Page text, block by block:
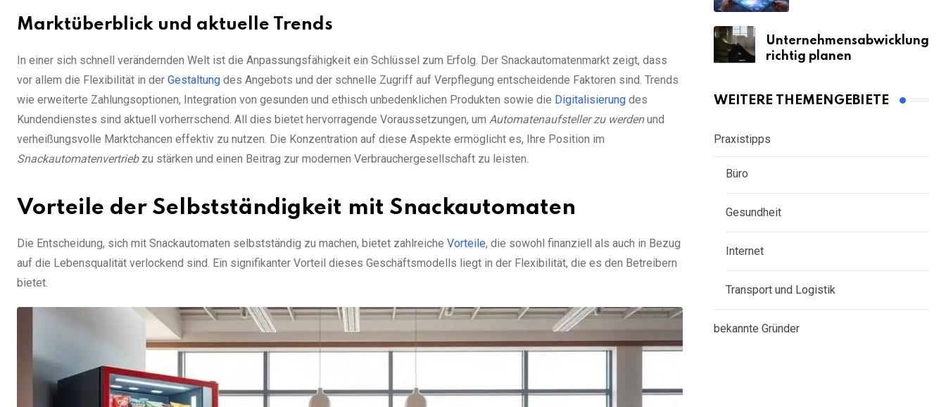
Marktüberblick und aktuelle Trends
In einer sich schnell verändernden Welt ist die Anpassungsfähigkeit ein Schlüssel zum Erfolg. Der Snackautomatenmarkt zeigt, dass
vor allem die Flexibilität in der Gestaltung des Angebots und der schnelle Zugriff auf Verpflegung entscheidende Faktoren sind. Trends
wie erweiterte Zahlungsoptionen, Integration von gesunden und ethisch unbedenklichen Produkten sowie die Digitalisierung des
Kundendienstes sind aktuell vorherrschend. All dies bietet hervorragende Voraussetzungen, um Automatenaufsteller zu werdenund
verheißungsvolle Marktchancen effektiv zu nutzen. Die Konzentration auf diese Aspekte ermöglicht es, Ihre Position im
Snackautomatenvertriebzu stärken und einen Beitrag zur modernen Verbrauchergesellschaft zu leisten.
Vorteile der Selbstständigkeit mit Snackautomaten
Die Entscheidung, sich mit Snackautomaten selbstständig zu machen, bietet zahlreiche Vorteile, die sowohl finanziell als auch in Bezug
auf die Lebensqualität verlockend sind. Ein signifikanter Vorteil dieses Geschäftsmodells liegt in der Flexibilität, die es den Betreibern
bietet.
Unternehmensabwicklung
richtig planen
WEITERE THEMENGEBIETE
Praxistipps
Büro
Gesundheit
Internet
Transport und Logistik
bekannte Gründer